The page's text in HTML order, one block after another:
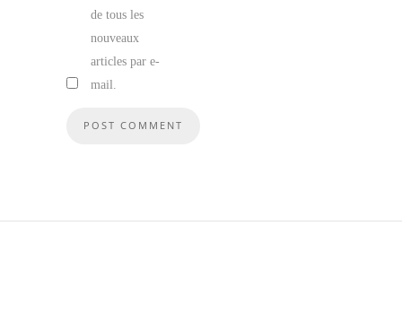
de tous les
nouveaux
articles par e-
mail.